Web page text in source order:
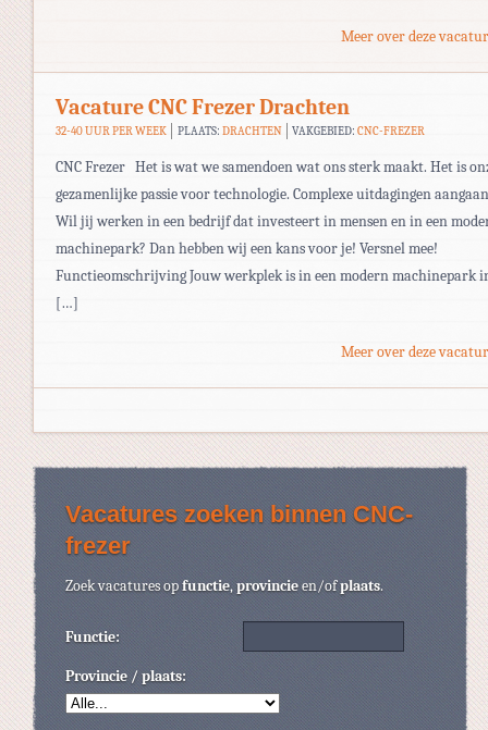
Meer over deze
Vacature CNC Frezer Drachten
32-40 UUR PER WEEK PLAATS: DRACHTEN VAKGEBIED:CNC-FREZER
CNC Frezer Het is wat we samendoen wat ons sterk maakt. Het is
gezamenlijke passie voor technologie. Complexe uitdagingen
Wil jij werken in een bedrijf dat investeert in mensen en in een
machinepark? Dan hebben wij een kans voor je! Versnel mee!
Functieomschrijving Jouw werkplek is in een modern machinepark
[…]
Meer over deze
Vacatures zoeken binnen CNC-
frezer
Zoek vacatures opfunctie,provincieen/ofplaats.
Functie:
Provincie / plaats: